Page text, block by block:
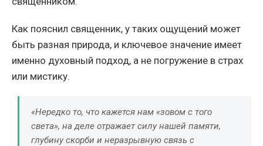
Как пояснил священник, у таких ощущений может
быть разная природа, и ключевое значение имеет
именно духовный подход, а не погружение в страх
или мистику.
«Нередко то, что кажется нам «зовом с того
света», на деле отражает силу нашей памяти,
глубину скорби и неразрывную связь с